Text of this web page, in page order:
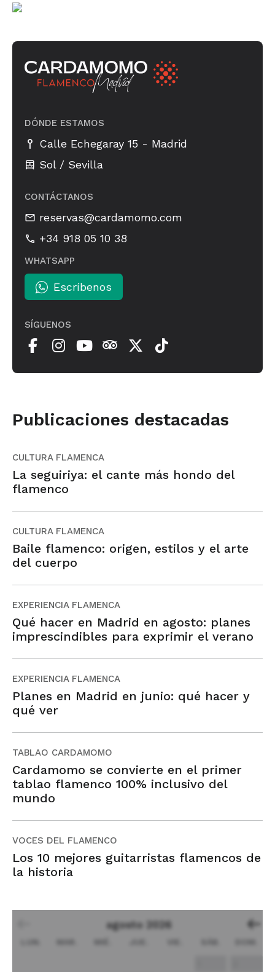
DÓNDE ESTAMOS
Calle Echegaray 15 - Madrid
Sol / Sevilla
CONTÁCTANOS
reservas@cardamomo.com
+34 918 05 10 38
WHATSAPP
Escríbenos
SÍGUENOS
Publicaciones destacadas
CULTURA FLAMENCA
La seguiriya: el cante más hondo del
flamenco
CULTURA FLAMENCA
Baile flamenco: origen, estilos y el arte
del cuerpo
EXPERIENCIA FLAMENCA
Qué hacer en Madrid en agosto: planes
imprescindibles para exprimir el verano
EXPERIENCIA FLAMENCA
Planes en Madrid en junio: qué hacer y
qué ver
TABLAO CARDAMOMO
Cardamomo se convierte en el primer
tablao flamenco 100% inclusivo del
mundo
VOCES DEL FLAMENCO
Los 10 mejores guitarristas flamencos de
la historia